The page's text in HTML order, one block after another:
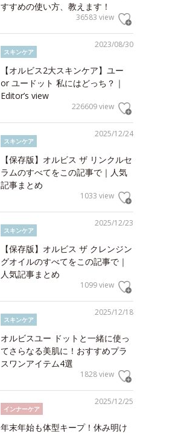
すすめの使い方、教えます！
36583 view
2023/08/30
スキンケア
【オルビス2大スキンケア】ユー
or ユードット 私にはどっち？｜
Editor’s view
226609 view
2025/12/24
スキンケア
【保存版】オルビス ザ リンクルセ
ラムのすべてをこの記事で｜人気
記事まとめ
1033 view
2025/12/23
スキンケア
【保存版】オルビス ザ クレンジン
グオイルのすべてをこの記事で｜
人気記事まとめ
1099 view
2025/12/18
スキンケア
オルビスユー ドットと一緒に使っ
てさらなる美肌に！おすすめプラ
スワンアイテム4選
1828 view
2025/12/25
インナーケア
年末年始も体型キープ！休み明け